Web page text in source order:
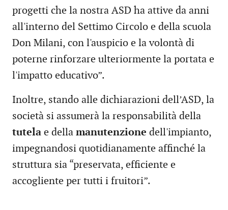
progetti che la nostra ASD ha attive da anni
all'interno del Settimo Circolo e della scuola
Don Milani, con l'auspicio e la volontà di
poterne rinforzare ulteriormente la portata e
l'impatto educativo”.
Inoltre, stando alle dichiarazioni dell’ASD, la
società si assumerà la responsabilità della
tutela e della manutenzione dell'impianto,
impegnandosi quotidianamente affinché la
struttura sia “preservata, efficiente e
accogliente per tutti i fruitori”.